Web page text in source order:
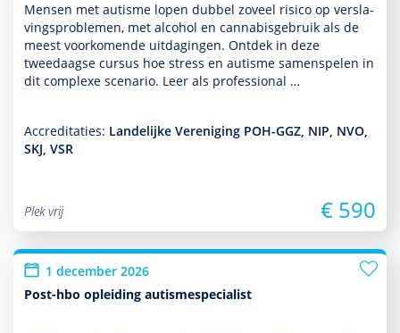
Mensen met autisme lopen dubbel zoveel risico op ver­sla­
vingspro­ble­men, met alcohol en cannabisgebruik als de
meest voor­komende uitdagingen. Ontdek in deze
tweedaagse cursus hoe stress en autisme samenspelen in
dit complexe scenario. Leer als professional …
Accreditaties: Landelijke Vereniging POH-GGZ, NIP, NVO,
SKJ, VSR
Plek vrij € 590
1 december 2026
Post-hbo opleiding autismespecialist